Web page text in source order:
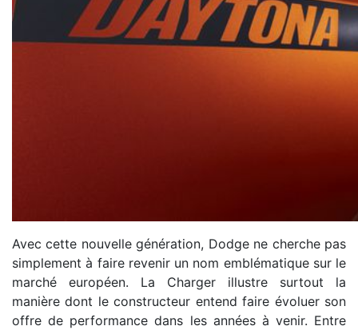
Avec cette nouvelle génération, Dodge ne cherche pas
simplement à faire revenir un nom emblématique sur le
marché européen. La Charger illustre surtout la
manière dont le constructeur entend faire évoluer son
offre de performance dans les années à venir. Entre